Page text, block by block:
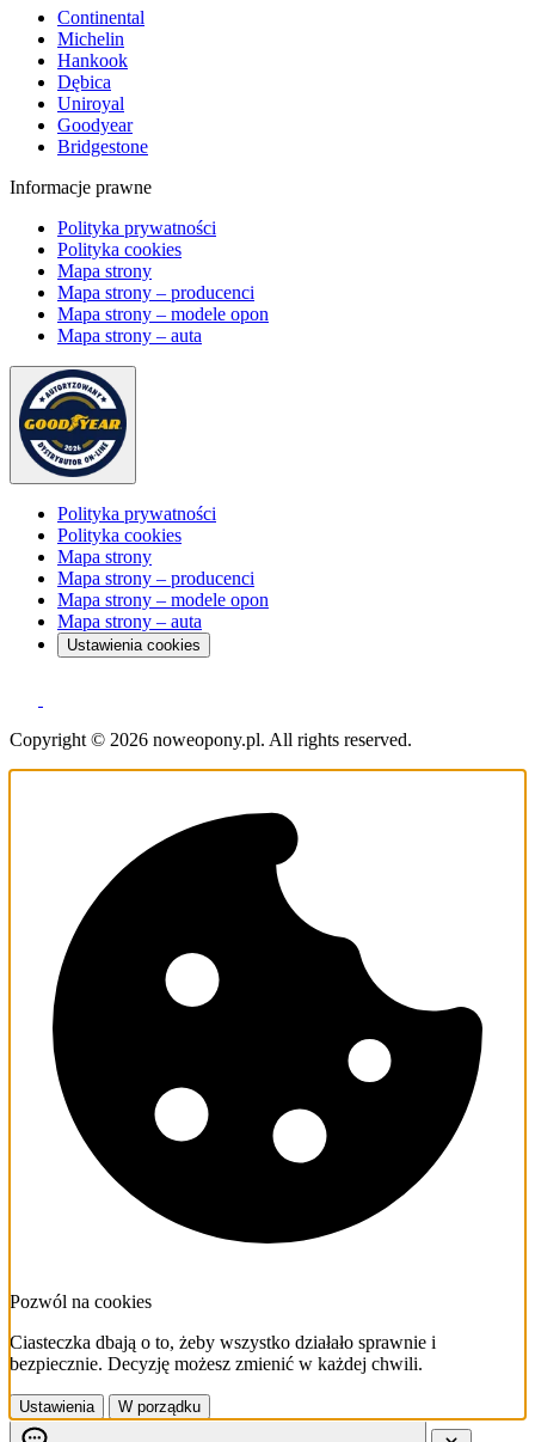
Continental
Michelin
Hankook
Dębica
Uniroyal
Goodyear
Bridgestone
Informacje prawne
Polityka prywatności
Polityka cookies
Mapa strony
Mapa strony – producenci
Mapa strony – modele opon
Mapa strony – auta
Polityka prywatności
Polityka cookies
Mapa strony
Mapa strony – producenci
Mapa strony – modele opon
Mapa strony – auta
Ustawienia cookies
Copyright © 2026 noweopony.pl. All rights reserved.
Pozwól na cookies
Ciasteczka dbają o to, żeby wszystko działało sprawnie i
bezpiecznie. Decyzję możesz zmienić w każdej chwili.
Ustawienia W porządku